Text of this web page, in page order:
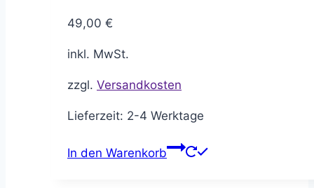
49,00 €
inkl. MwSt.
zzgl. Versandkosten
Lieferzeit: 2-4 Werktage
In den Warenkorb